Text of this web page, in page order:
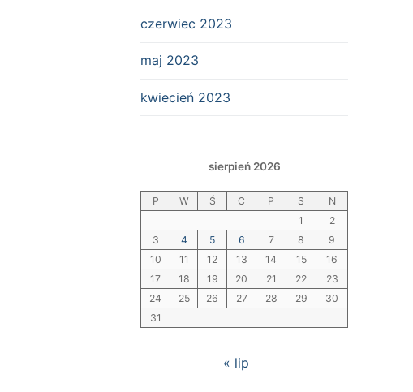
czerwiec 2023
maj 2023
kwiecień 2023
sierpień 2026
P W Ś C P S
N
1
2
3
4 5 6 7 8
9
10
11 12 13 14 15
16
17
18 19 20 21 22
23
24
25 26 27 28 29
30
31
« lip